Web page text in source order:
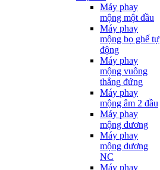
Máy phay
mộng một đầu
Máy phay
mộng bọ ghế tự
động
Máy phay
mộng vuông
thẳng đứng
Máy phay
mộng âm 2 đầu
Máy phay
mộng dương
Máy phay
mộng dương
NC
Máy phay